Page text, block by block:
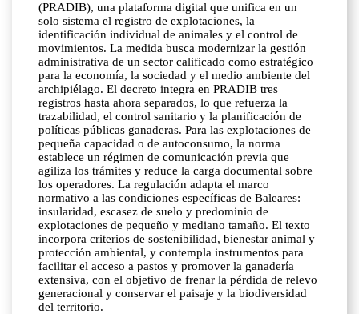
(PRADIB), una plataforma digital que unifica en un
solo sistema el registro de explotaciones, la
identificación individual de animales y el control de
movimientos. La medida busca modernizar la gestión
administrativa de un sector calificado como estratégico
para la economía, la sociedad y el medio ambiente del
archipiélago. El decreto integra en PRADIB tres
registros hasta ahora separados, lo que refuerza la
trazabilidad, el control sanitario y la planificación de
políticas públicas ganaderas. Para las explotaciones de
pequeña capacidad o de autoconsumo, la norma
establece un régimen de comunicación previa que
agiliza los trámites y reduce la carga documental sobre
los operadores. La regulación adapta el marco
normativo a las condiciones específicas de Baleares:
insularidad, escasez de suelo y predominio de
explotaciones de pequeño y mediano tamaño. El texto
incorpora criterios de sostenibilidad, bienestar animal y
protección ambiental, y contempla instrumentos para
facilitar el acceso a pastos y promover la ganadería
extensiva, con el objetivo de frenar la pérdida de relevo
generacional y conservar el paisaje y la biodiversidad
del territorio.